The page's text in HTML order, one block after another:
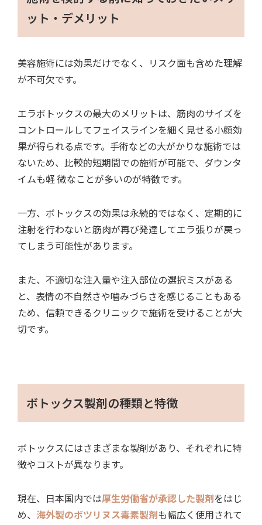
ット・デメリット
美容施術には効果だけでなく、リスク面も含めた理解
が不可欠です。
エラボトックスの最大のメリットは、筋肉のサイズを
コントロールしてフェイスラインを細く見せる小顔効
果が得られる点です。手術などの大がかりな施術では
ないため、比較的短期間での施術が可能で、ダウンタ
イムも軽 微なことが多いのが特徴です。
一方、ボトックスの効果は永続的ではなく、定期的に
注射を行わないと筋肉が再び発達してエラ張りが戻っ
てしまう可能性があります。
また、不適切な注入量や注入部位の選択ミスがある
と、表情の不自然さや噛みづらさを感じることもある
ため、信頼できるクリニックで施術を受けることが大
切です。
ボトックス製剤の種類と特徴
ボトックスにはさまざまな製剤があり、それぞれに特
徴やコストが異なります。
現在、 日本国内では厚生労働省が承認した製剤をはじ
め、 海外製のボツリヌス毒素製剤も幅広く使用されて